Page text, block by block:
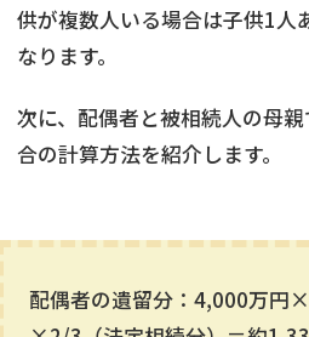
供が複数人いる場合は子供1人
なります。
次に、配偶者と被相続人の母
合の計算方法を紹介します。
配偶者の遺留分：4,000万円